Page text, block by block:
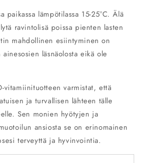
paikassa lämpötilassa 15-25°C. Älä
ravintolisä poissa pienten lasten
mahdollinen esiintyminen on
läsnäolosta eikä ole
vitamiinituotteen varmistat, että
ja turvallisen lähteen tälle
Sen monien hyötyjen ja
ansiosta se on erinomainen
terveyttä ja hyvinvointia.